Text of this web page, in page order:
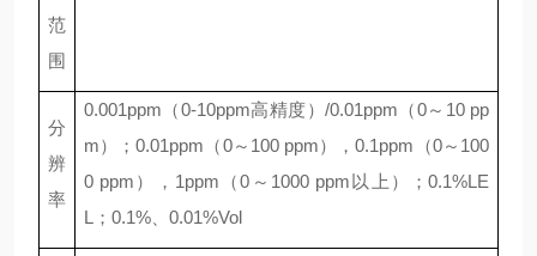
范
围
分
辨
率
0.001ppm（0-10ppm高精度）/0.01ppm（0～10 pp
m）；0.01ppm（0～100 ppm），0.1ppm（0～100
0 ppm），1ppm（0～ 1000 ppm以上）；0.1%LE
L；0.1%
0.01%Vol